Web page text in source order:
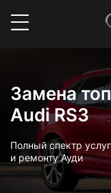
Замена
Audi RS3
Полный спектр
и ремонту Ауди